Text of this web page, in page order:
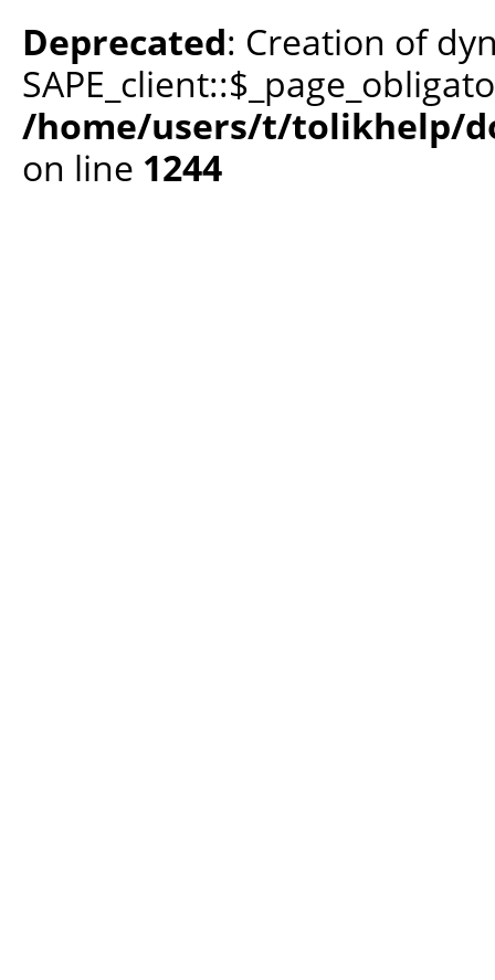
Deprecated: Creation of
/home/users/t/tolikhelp/
on line 1244